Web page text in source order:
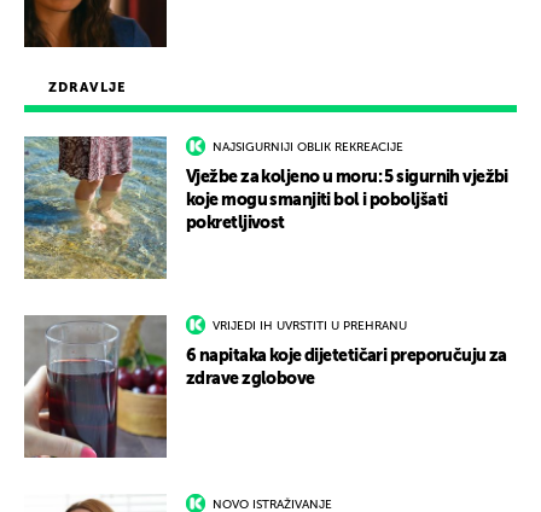
ZDRAVLJE
NAJSIGURNIJI OBLIK REKREACIJE
Vježbe za koljeno u moru: 5 sigurnih vježbi
koje mogu smanjiti bol i poboljšati
pokretljivost
VRIJEDI IH UVRSTITI U PREHRANU
6 napitaka koje dijetetičari preporučuju za
zdrave zglobove
NOVO ISTRAŽIVANJE